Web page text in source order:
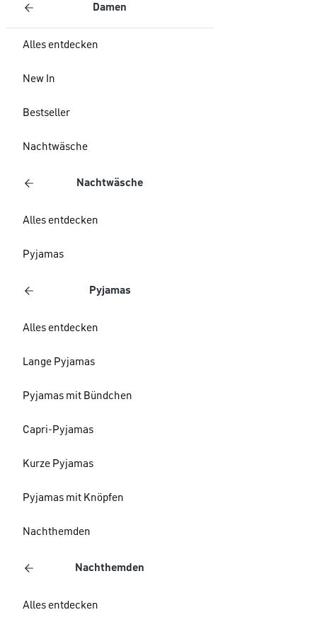
Damen
Alles entdecken
New In
Bestseller
Nachtwäsche
Nachtwäsche
Alles entdecken
Pyjamas
Pyjamas
Alles entdecken
Lange Pyjamas
Pyjamas mit Bündchen
Capri-Pyjamas
Kurze Pyjamas
Pyjamas mit Knöpfen
Nachthemden
Nachthemden
Alles entdecken